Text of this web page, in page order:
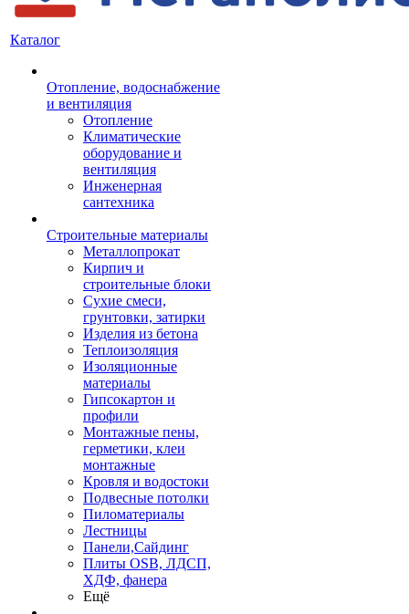
Каталог
Отопление, водоснабжение
и вентиляция
Отопление
Климатические
оборудование и
вентиляция
Инженерная
сантехника
Строительные материалы
Металлопрокат
Кирпич и
строительные блоки
Сухие смеси,
грунтовки, затирки
Изделия из бетона
Теплоизоляция
Изоляционные
материалы
Гипсокартон и
профили
Монтажные пены,
герметики, клеи
монтажные
Кровля и водостоки
Подвесные потолки
Пиломатериалы
Лестницы
Панели,Сайдинг
Плиты OSB, ЛДСП,
ХДФ, фанера
Ещё